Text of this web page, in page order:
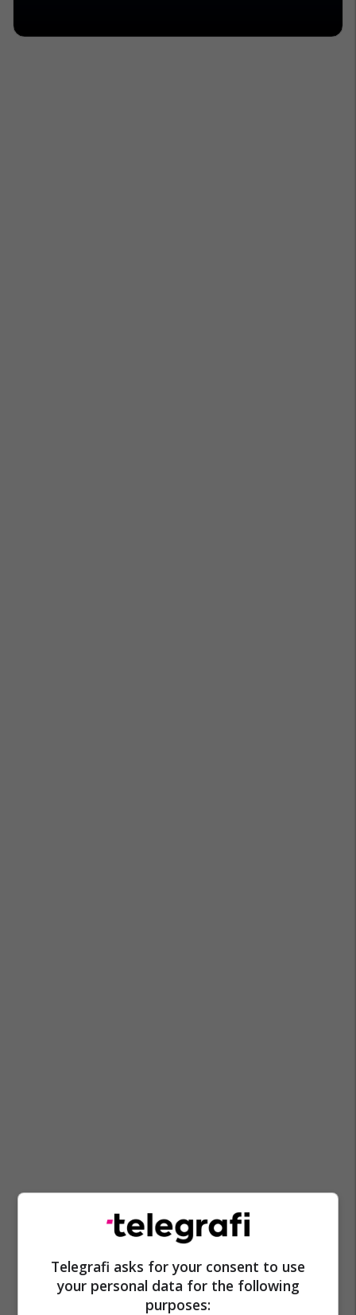
Telegrafi asks for your consent to use
your personal data for the following
purposes: